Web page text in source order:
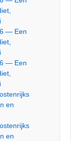
— Een
— Een
en
en